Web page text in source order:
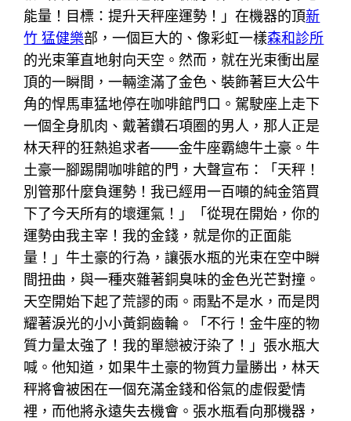
能量！目標：提升天秤座運勢！」在機器的頂新
竹 猛健樂部，一個巨大的、像彩虹一樣森和診所
的光束筆直地射向天空。然而，就在光束衝出屋
頂的一瞬間，一輛塗滿了金色、裝飾著巨大公牛
角的悍馬車猛地停在咖啡館門口。駕駛座上走下
一個全身肌肉、戴著鑽石項圈的男人，那人正是
林天秤的狂熱追求者——金牛座霸總牛土豪。牛
土豪一腳踢開咖啡館的門，大聲宣布：「天秤！
別管那什麼負運勢！我已經用一百噸的純金箔買
下了今天所有的壞運氣！」「從現在開始，你的
運勢由我主宰！我的金錢，就是你的正面能
量！」牛土豪的行為，讓張水瓶的光束在空中瞬
間扭曲，與一種夾雜著銅臭味的金色光芒對撞。
天空開始下起了荒謬的雨。雨點不是水，而是閃
耀著淚光的小小黃銅齒輪。「不行！金牛座的物
質力量太強了！我的單戀被汙染了！」張水瓶大
喊。他知道，如果牛土豪的物質力量勝出，林天
秤將會被困在一個充滿金錢和俗氣的虛假愛情
裡，而他將永遠失去機會。張水瓶看向那機器，